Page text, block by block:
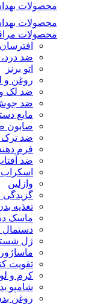
محصولات
محصولات
محصولات
افترسان
ضد
اتو برنز
روغن و
ضد لک
ضد
مایع
صابون
ضد ترک
فرم
ضد
اسکراب
وازلین
تغذیه
ماسک
ژل
تقویت
کرم و
شامپو
روغن